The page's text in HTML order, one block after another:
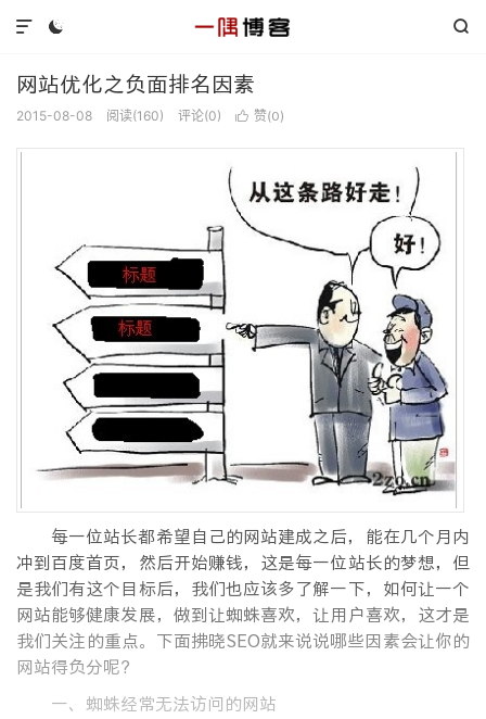
 

网站优化之负面排名因素
2015-08-08 阅读(160) 评论(0)  赞(0)
每一位站长都希望自己的网站建成之后，能在几个月内
冲到百度首页，然后开始赚钱，这是每一位站长的梦想，但
是我们有这个目标后，我们也应该多了解一下，如何让一个
网站能够健康发展，做到让蜘蛛喜欢，让用户喜欢，这才是
我们关注的重点。下面拂晓SEO就来说说哪些因素会让你的
网站得负分呢?
一、蜘蛛经常无法访问的网站